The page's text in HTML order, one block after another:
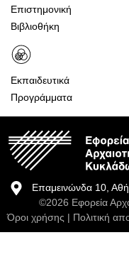
Επιστημονική
Βιβλιοθήκη
Εκπαιδευτικά
Προγράμματα
Επαμεινώνδα 10,
©2026 Εφορεία
Όροι χρήσης | Πολιτική